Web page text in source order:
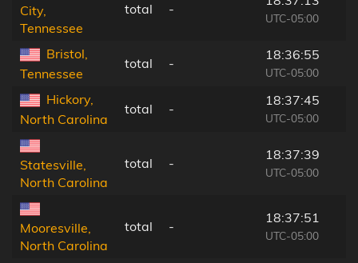
City,
Tennessee
total -
UTC-05:00
Bristol,
Tennessee
total -
18:36:55
UTC-05:00
Hickory,
North Carolina
total -
18:37:45
UTC-05:00
Statesville,
North Carolina
total -
18:37:39
UTC-05:00
Mooresville,
North Carolina
total -
18:37:51
UTC-05:00